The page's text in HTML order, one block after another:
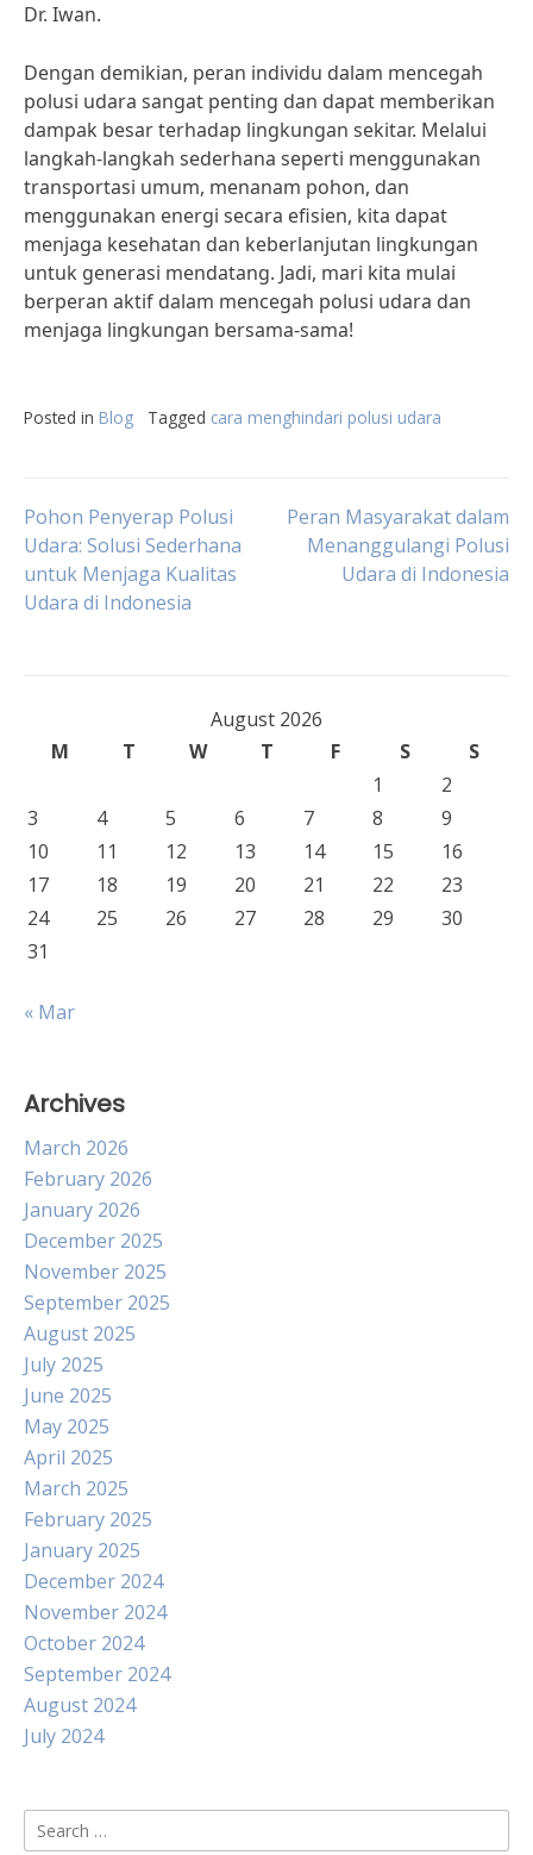
Dr. Iwan.
Dengan demikian, peran individu dalam mencegah
polusi udara sangat penting dan dapat memberikan
dampak besar terhadap lingkungan sekitar. Melalui
langkah-langkah sederhana seperti menggunakan
transportasi umum, menanam pohon, dan
menggunakan energi secara efisien, kita dapat
menjaga kesehatan dan keberlanjutan lingkungan
untuk generasi mendatang. Jadi, mari kita mulai
berperan aktif dalam mencegah polusi udara dan
menjaga lingkungan bersama-sama!
Posted in Blog Tagged cara menghindari polusi udara
Post
navigation
Pohon Penyerap Polusi
Udara: Solusi Sederhana
untuk Menjaga Kualitas
Udara di Indonesia
Peran Masyarakat dalam
Menanggulangi Polusi
Udara di Indonesia
August 2026
M
T W T F S
S
1
2
3
4 5 6 7 8
9
10
11 12 13 14 15
16
17
18 19 20 21 22
23
24
25 26 27 28 29
30
31
« Mar
Archives
March 2026
February 2026
January 2026
December 2025
November 2025
September 2025
August 2025
July 2025
June 2025
May 2025
April 2025
March 2025
February 2025
January 2025
December 2024
November 2024
October 2024
September 2024
August 2024
July 2024
Search